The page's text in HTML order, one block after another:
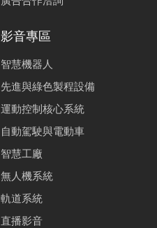
影音專區
智慧機器人
先進與綠色製程設備
運動控制核心系統
自動駕駛與電動車
智慧工廠
無人機系統
軌道系統
直播影音